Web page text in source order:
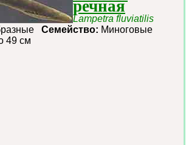
речная
Lampetra fluviatilis
Семейство: Миноговые
49 см